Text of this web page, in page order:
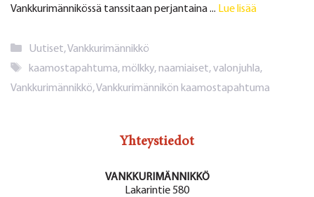
Vankkurimännikössä tanssitaan perjantaina ... Lue lisää
Kategoriat
Uutiset,Vankkurimännikkö
Avainsanat
kaamostapahtuma,mölkky,naamiaiset,valonjuhla,
Vankkurimännikkö,Vankkurimännikön kaamostapahtuma
Yhteystiedot
VANKKURIMÄNNIKKÖ
Lakarintie 580